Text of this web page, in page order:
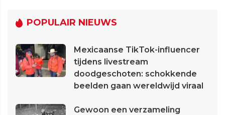
POPULAIR NIEUWS
Mexicaanse TikTok-influencer
tijdens livestream
doodgeschoten: schokkende
beelden gaan wereldwijd viraal
Gewoon een verzameling